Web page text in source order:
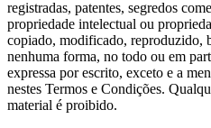
registradas, patentes, segredos
propriedade intelectual ou
copiado, modificado, reproduzido,
nenhuma forma, no todo ou em
expressa por escrito, exceto e a
nestes Termos e Condições.
material é proibido.